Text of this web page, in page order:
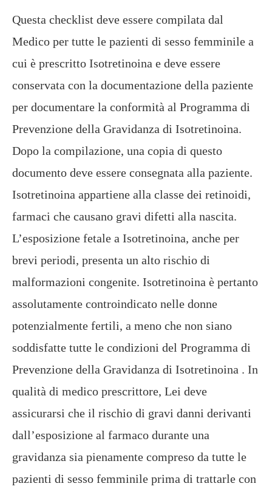
Questa checklist deve essere compilata dal
Medico per tutte le pazienti di sesso femminile a
cui è prescritto Isotretinoina e deve essere
conservata con la documentazione della paziente
per documentare la conformità al Programma di
Prevenzione della Gravidanza di Isotretinoina.
Dopo la compilazione, una copia di questo
documento deve essere consegnata alla paziente.
Isotretinoina appartiene alla classe dei retinoidi,
farmaci che causano gravi difetti alla nascita.
L’esposizione fetale a Isotretinoina, anche per
brevi periodi, presenta un alto rischio di
malformazioni congenite. Isotretinoina è pertanto
assolutamente controindicato nelle donne
potenzialmente fertili, a meno che non siano
soddisfatte tutte le condizioni del Programma di
Prevenzione della Gravidanza di Isotretinoina . In
qualità di medico prescrittore, Lei deve
assicurarsi che il rischio di gravi danni derivanti
dall’esposizione al farmaco durante una
gravidanza sia pienamente compreso da tutte le
pazienti di sesso femminile prima di trattarle con